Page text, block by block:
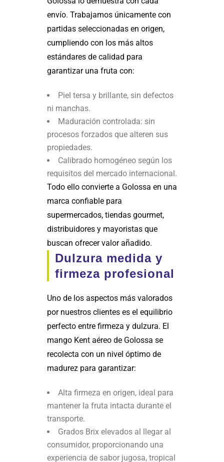
envío. Trabajamos únicamente con
partidas seleccionadas en origen,
cumpliendo con los más altos
estándares de calidad para
garantizar una fruta con:
Piel tersa y brillante, sin defectos
ni manchas.
Maduración controlada: sin
procesos forzados que alteren sus
propiedades.
Calibrado homogéneo según los
requisitos del mercado internacional.
Todo ello convierte a Golossa en una
marca confiable para
supermercados, tiendas gourmet,
distribuidores y mayoristas que
buscan ofrecer valor añadido.
Dulzura medida y
firmeza profesional
Uno de los aspectos más valorados
por nuestros clientes es el equilibrio
perfecto entre firmeza y dulzura. El
mango Kent aéreo de Golossa se
recolecta con un nivel óptimo de
madurez para garantizar:
Alta firmeza en origen, ideal para
mantener la fruta intacta durante el
transporte.
Grados Brix elevados al llegar al
consumidor, proporcionando una
experiencia de sabor jugosa, tropical